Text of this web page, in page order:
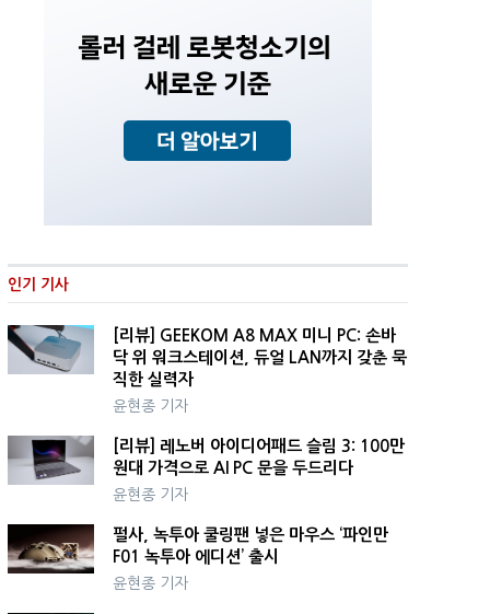
인기 기사
[리뷰] GEEKOM A8 MAX 미니 PC: 손바
닥 위 워크스테이션, 듀얼 LAN까지 갖춘 묵
직한 실력자
윤현종 기자
[리뷰] 레노버 아이디어패드 슬림 3: 100만
원대 가격으로 AI PC 문을 두드리다
윤현종 기자
펄사, 녹투아 쿨링팬 넣은 마우스 ‘파인만
F01 녹투아 에디션’ 출시
윤현종 기자